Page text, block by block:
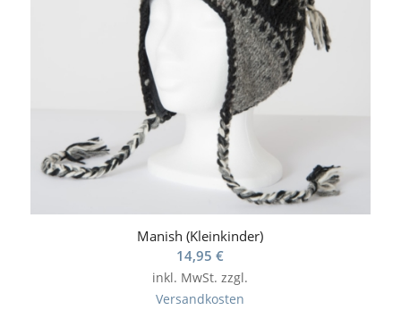
Manish (Kleinkinder)
14,95€
inkl. MwSt. zzgl.
Versandkosten